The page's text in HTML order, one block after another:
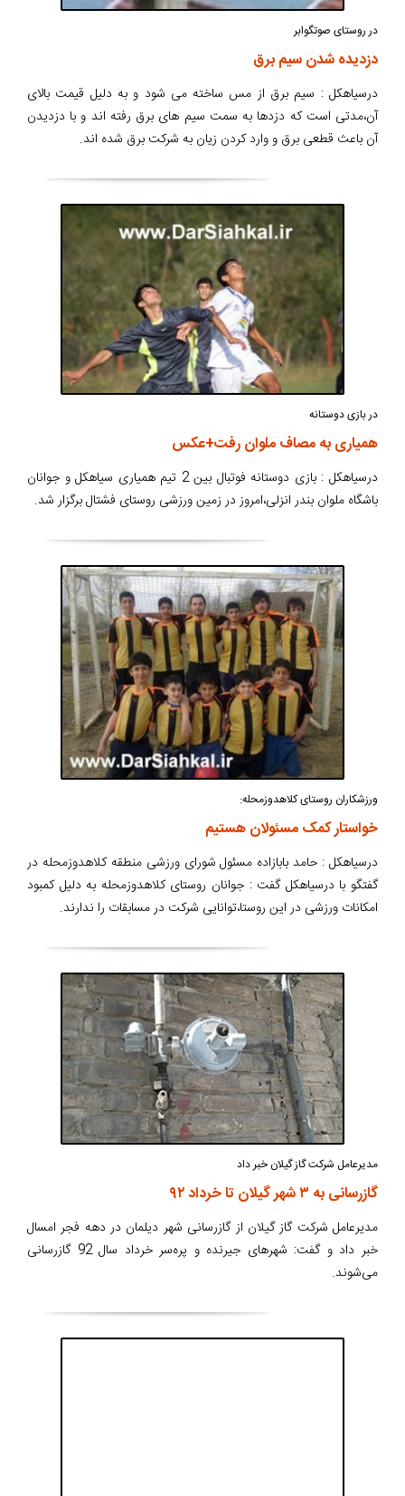
در روستای صوتگوابر
دزدیده شدن سیم برق
درسیاهکل : سیم برق از مس ساخته می شود و به دلیل قیمت بالای
آن،مدتی است که دزدها به سمت سیم های برق رفته اند و با دزدیدن
آن باعث قطعی برق و وارد کردن زیان به شرکت برق شده اند.
در بازی دوستانه
همیاری به مصاف ملوان رفت+عکس
درسیاهکل : بازی دوستانه فوتبال بین 2 تیم همیاری سیاهکل و جوانان
باشگاه ملوان بندر انزلی،امروز در زمین ورزشی روستای فشتال برگزار شد.
ورزشکاران روستای کلاهدوزمحله:
خواستار کمک مسئولان هستیم
درسیاهکل : حامد بابازاده مسئول شورای ورزشی منطقه کلاهدوزمحله در
گفتگو با درسیاهکل گفت : جوانان روستای کلاهدوزمحله به دلیل کمبود
امکانات ورزشی در این روستا،توانایی شرکت در مسابقات را ندارند.
مدیرعامل شرکت گاز گیلان خبر داد
گازرسانی به ۳ شهر گیلان تا خرداد ۹۲
مدیرعامل شرکت گاز گیلان از گازرسانی شهر دیلمان در دهه فجر امسال
خبر داد و گفت: شهرهای جیرنده و پره‌سر خرداد سال 92 گازرسانی
می‌شوند.